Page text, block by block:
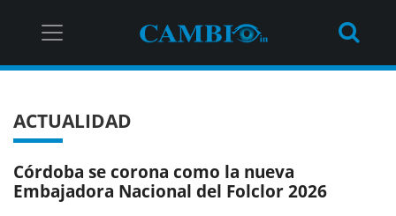
ACTUALIDAD
Córdoba se corona como la nueva
Embajadora Nacional del Folclor 2026